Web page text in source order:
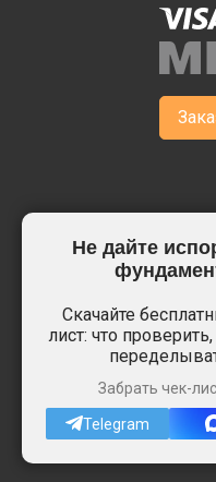
Все
Не дайте
Скачайте
лист: что
Забрать чек-
Telegram